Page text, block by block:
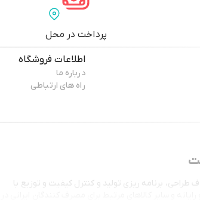
پرداخت در محل
اطلاعات فروشگاه
درباره ما
راه های ارتباطی
خود را با هدف طراحی، برنامه ریزی تولید و کنترل کیفیت و توزیع با
و سایر کالاهای مرتبط برای مصرف کنندگان ایرانی در